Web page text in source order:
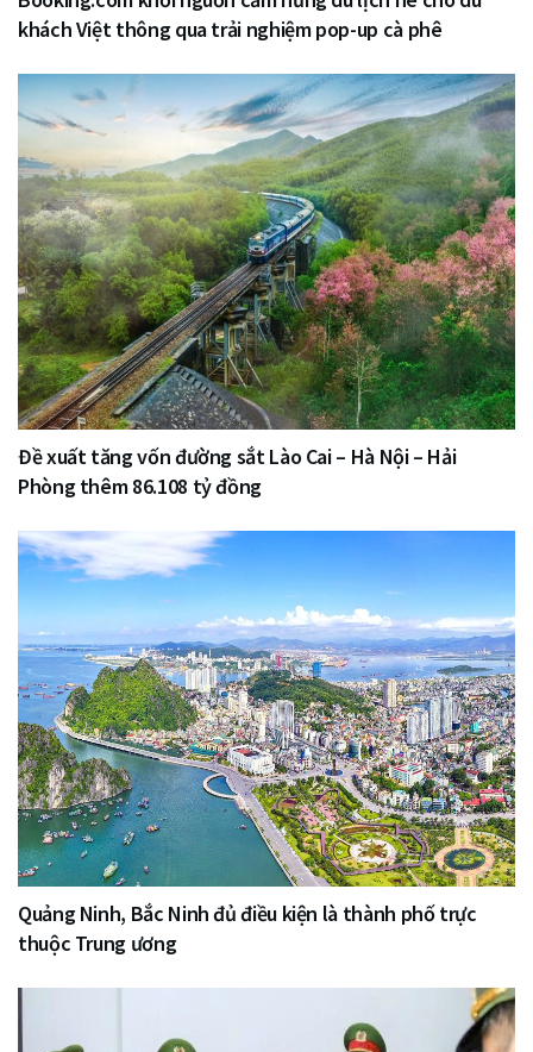
khách Việt thông qua trải nghiệm pop-up cà phê
Đề xuất tăng vốn đường sắt Lào Cai – Hà Nội – Hải
Phòng thêm 86.108 tỷ đồng
Quảng Ninh, Bắc Ninh đủ điều kiện là thành phố trực
thuộc Trung ương